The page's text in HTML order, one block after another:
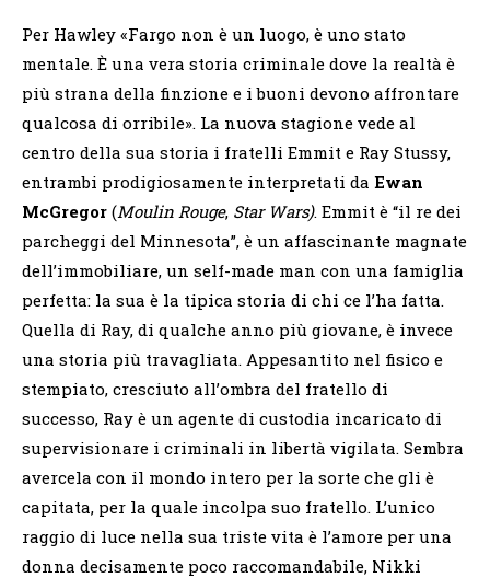
Per Hawley «Fargo non è un luogo, è uno stato
mentale. È una vera storia criminale dove la realtà è
più strana della finzione e i buoni devono affrontare
qualcosa di orribile». La nuova stagione vede al
centro della sua storia i fratelli Emmit e Ray Stussy,
entrambi prodigiosamente interpretati da Ewan
McGregor (Moulin Rouge, Star Wars). Emmit è “il re dei
parcheggi del Minnesota”, è un affascinante magnate
dell’immobiliare, un self-made man con una famiglia
perfetta: la sua è la tipica storia di chi ce l’ha fatta.
Quella di Ray, di qualche anno più giovane, è invece
una storia più travagliata. Appesantito nel fisico e
stempiato, cresciuto all’ombra del fratello di
successo, Ray è un agente di custodia incaricato di
supervisionare i criminali in libertà vigilata. Sembra
avercela con il mondo intero per la sorte che gli è
capitata, per la quale incolpa suo fratello. L’unico
raggio di luce nella sua triste vita è l’amore per una
donna decisamente poco raccomandabile, Nikki